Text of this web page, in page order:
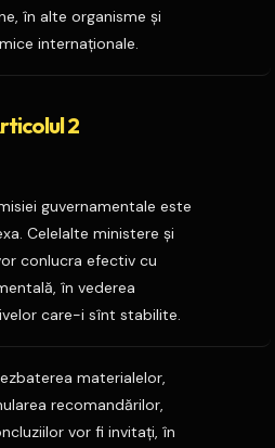
în alte organisme şi
internaţionale.
2
guvernamentale este
Celelalte ministere şi
conlucra efectiv cu
în vederea
care-i sînt stabilite.
materialelor,
recomandărilor,
vor fi invitaţi, în